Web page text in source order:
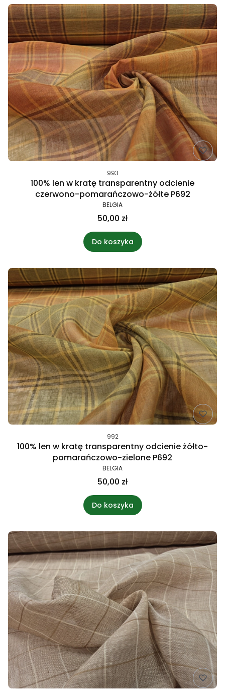
993
100% len w kratę transparentny odcienie
czerwono-pomarańczowo-żółte P692
BELGIA
50,00 zł
Do koszyka
992
100% len w kratę transparentny odcienie żółto-
pomarańczowo-zielone P692
BELGIA
50,00 zł
Do koszyka